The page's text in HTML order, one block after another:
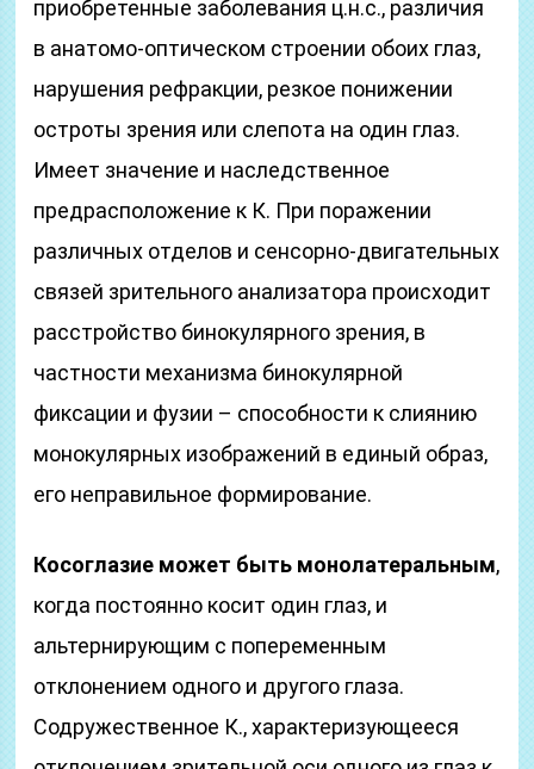
приобретенные заболевания ц.н.с., различия
в анатомо-оптическом строении обоих глаз,
нарушения рефракции, резкое понижении
остроты зрения или слепота на один глаз.
Имеет значение и наследственное
предрасположение к К. При поражении
различных отделов и сенсорно-двигательных
связей зрительного анализатора происходит
расстройство бинокулярного зрения, в
частности механизма бинокулярной
фиксации и фузии – способности к слиянию
монокулярных изображений в единый образ,
его неправильное формирование.
Косоглазие может быть монолатеральным,
когда постоянно косит один глаз, и
альтернирующим с попеременным
отклонением одного и другого глаза.
Содружественное К., характеризующееся